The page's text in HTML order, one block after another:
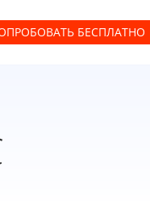
БЕСПЛАТНО